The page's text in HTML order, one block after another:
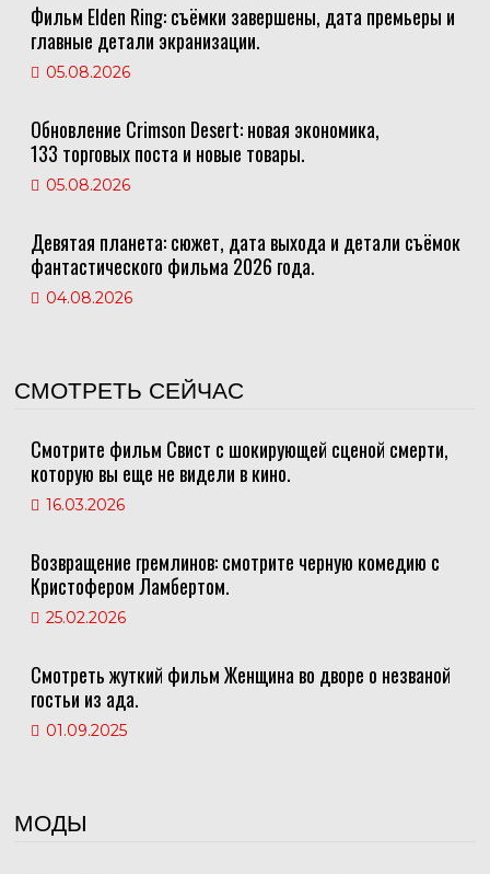
Фильм Elden Ring: съёмки завершены, дата премьеры и
главные детали экранизации.
05.08.2026
Обновление Crimson Desert: новая экономика,
133 торговых поста и новые товары.
05.08.2026
Девятая планета: сюжет, дата выхода и детали съёмок
фантастического фильма 2026 года.
04.08.2026
СМОТРЕТЬ СЕЙЧАС
Смотрите фильм Свист с шокирующей сценой смерти,
которую вы еще не видели в кино.
16.03.2026
Возвращение гремлинов: смотрите черную комедию с
Кристофером Ламбертом.
25.02.2026
Смотреть жуткий фильм Женщина во дворе о незваной
гостьи из ада.
01.09.2025
МОДЫ